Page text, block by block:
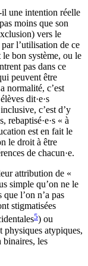
il une intention réelle
moins que son
vers le
l’utilisation de ce
bon système, ou le
pas dans ce
peuvent être
normalité, c’est
dit·e·s
c’est d’y
rebaptisé·e·s « à
est en fait le
le droit à être
de chacun·e.
attribution de «
simple qu’on ne le
l’on n’a pas
stigmatisées
5) ou
physiques atypiques,
binaires, les